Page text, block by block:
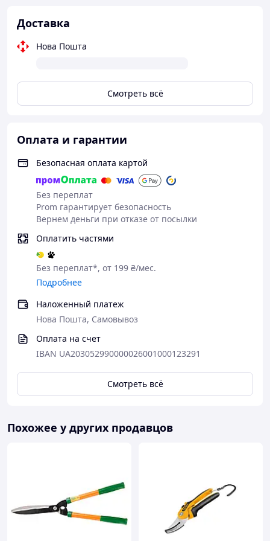
Доставка
Нова Пошта
Смотреть всё
Оплата и гарантии
Безопасная оплата картой
Без переплат
Prom гарантирует безопасность
Вернем деньги при отказе от посылки
Оплатить частями
Без переплат*, от 199 ₴/мес.
Подробнее
Наложенный платеж
Нова Пошта, Самовывоз
Оплата на счет
IBAN UA203052990000026001000123291
Смотреть всё
Похожее у других продавцов